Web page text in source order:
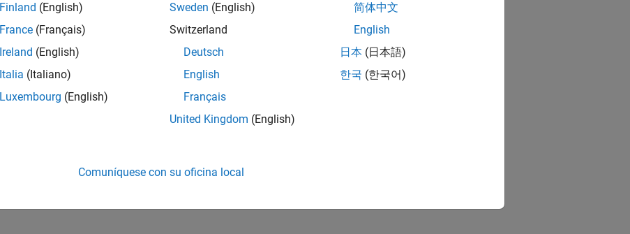
Finland (English)
France (Français)
Ireland (English)
Italia (Italiano)
Luxembourg (English)
Sweden (English)
Switzerland
Deutsch
English
Français
United Kingdom (English)
简体中文
English
日本 (日本語)
한국 (한국어)
Comuníquese con su oficina local